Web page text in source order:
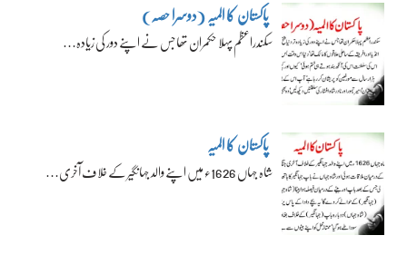
پاکستان کا المیہ (دوسرا حصہ)
سکندراعظم پہلا حکمران تھا جس نے اپنے دور کی زیادہ…
پاکستان کا المیہ
شاہ جہاں 1626ء میں اپنے والد جہانگیر کے خلاف آخری…